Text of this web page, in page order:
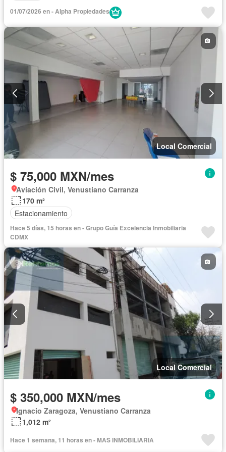
01/07/2026 en - Alpha Propiedades
Local Comercial
$ 75,000 MXN/mes
Aviación Civil, Venustiano Carranza
170 m²
Estacionamiento
Hace 5 días, 15 horas en - Grupo Guía Excelencia Inmobiliaria
CDMX
Local Comercial
$ 350,000 MXN/mes
Ignacio Zaragoza, Venustiano Carranza
1,012 m²
Hace 1 semana, 11 horas en - MAS INMOBILIARIA